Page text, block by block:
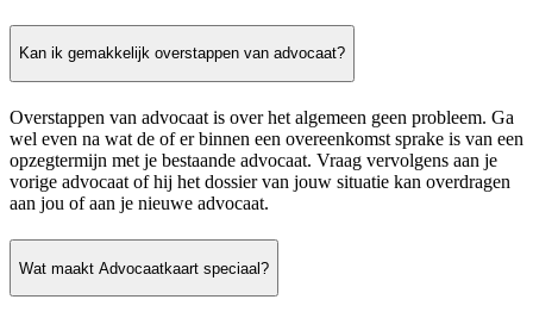
Kan ik gemakkelijk overstappen van advocaat?
Overstappen van advocaat is over het algemeen geen probleem. Ga
wel even na wat de of er binnen een overeenkomst sprake is van een
opzegtermijn met je bestaande advocaat. Vraag vervolgens aan je
vorige advocaat of hij het dossier van jouw situatie kan overdragen
aan jou of aan je nieuwe advocaat.
Wat maakt Advocaatkaart speciaal?